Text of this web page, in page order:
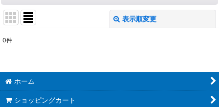
表示順変更
表示数:
並び順:
0件
ホーム
ショッピングカート